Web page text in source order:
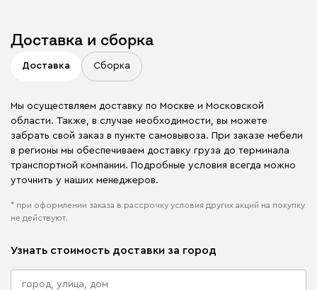
Доставка и сборка
Доставка Сборка
Мы осуществляем доставку по Москве и Московской
области. Также, в случае необходимости, вы можете
забрать свой заказ в пункте самовывоза. При заказе мебели
в регионы мы обеспечиваем доставку груза до терминала
транспортной компании. Подробные условия всегда можно
уточнить у наших менеджеров.
* при оформлении заказа в рассрочку условия других акций на покупку
не действуют.
Узнать стоимость доставки за город